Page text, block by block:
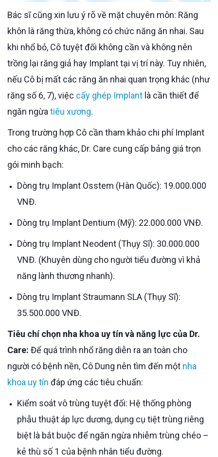
Bác sĩ cũng xin lưu ý rõ về mặt chuyên môn: Răng
khôn là răng thừa, không có chức năng ăn nhai. Sau
khi nhổ bỏ, Cô tuyệt đối không cần và không nên
trồng lại răng giả hay Implant tại vị trí này. Tuy nhiên,
nếu Cô bị mất các răng ăn nhai quan trọng khác (như
răng số 6, 7), việc cấy ghép Implant là cần thiết để
ngăn ngừa tiêu xương.
Trong trường hợp Cô cần tham khảo chi phí Implant
cho các răng khác, Dr. Care cung cấp bảng giá trọn
gói minh bạch:
Dòng trụ Implant Osstem (Hàn Quốc): 19.000.000
VNĐ.
Dòng trụ Implant Dentium (Mỹ): 22.000.000 VNĐ.
Dòng trụ Implant Neodent (Thụy Sĩ): 30.000.000
VNĐ. (Khuyên dùng cho người tiểu đường vì khả
năng lành thương nhanh).
Dòng trụ Implant Straumann SLA (Thụy Sĩ):
35.500.000 VNĐ.
Tiêu chí chọn nha khoa uy tín và năng lực của Dr.
Care: Để quá trình nhổ răng diễn ra an toàn cho
người có bệnh nền, Cô Dung nên tìm đến một nha
khoa uy tín đáp ứng các tiêu chuẩn:
Kiểm soát vô trùng tuyệt đối: Hệ thống phòng
phẫu thuật áp lực dương, dụng cụ tiệt trùng riêng
biệt là bắt buộc để ngăn ngừa nhiễm trùng chéo –
kẻ thù số 1 của bệnh nhân tiểu đường.